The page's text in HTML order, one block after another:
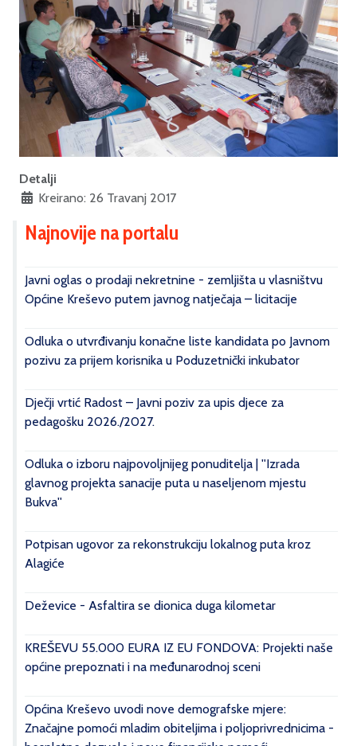
Detalji
Kreirano: 26 Travanj 2017
Najnovije na portalu
Javni oglas o prodaji nekretnine - zemljišta u vlasništvu
Općine Kreševo putem javnog natječaja – licitacije
Odluka o utvrđivanju konačne liste kandidata po Javnom
pozivu za prijem korisnika u Poduzetnički inkubator
Dječji vrtić Radost – Javni poziv za upis djece za
pedagošku 2026./2027.
Odluka o izboru najpovoljnijeg ponuditelja | ''Izrada
glavnog projekta sanacije puta u naseljenom mjestu
Bukva''
Potpisan ugovor za rekonstrukciju lokalnog puta kroz
Alagiće
Deževice - Asfaltira se dionica duga kilometar
KREŠEVU 55.000 EURA IZ EU FONDOVA: Projekti naše
općine prepoznati i na međunarodnoj sceni
Općina Kreševo uvodi nove demografske mjere:
Značajne pomoći mladim obiteljima i poljoprivrednicima -